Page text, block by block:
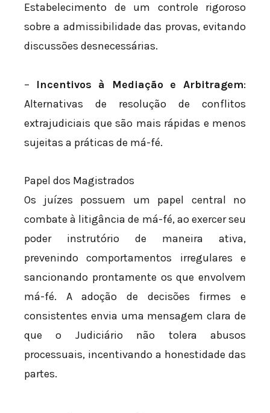
Estabelecimento de um controle rigoroso
sobre a admissibilidade das provas, evitando
discussões desnecessárias.
– Incentivos à Mediação e Arbitragem:
Alternativas de resolução de conflitos
extrajudiciais que são mais rápidas e menos
sujeitas a práticas de má-fé.
Papel dos Magistrados
Os juízes possuem um papel central no
combate à litigância de má-fé, ao exercer seu
poder instrutório de maneira ativa,
prevenindo comportamentos irregulares e
sancionando prontamente os que envolvem
má-fé. A adoção de decisões firmes e
consistentes envia uma mensagem clara de
que o Judiciário não tolera abusos
processuais, incentivando a honestidade das
partes.